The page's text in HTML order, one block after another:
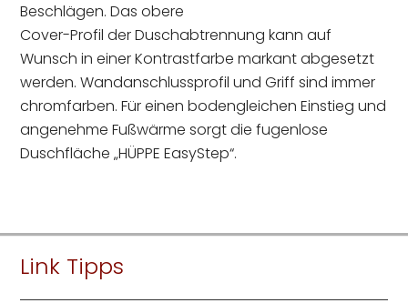
Beschlägen. Das obere
Cover-Profil der Duschabtrennung kann auf
Wunsch in einer Kontrastfarbe markant abgesetzt
werden. Wandanschlussprofil und Griff sind immer
chromfarben. Für einen bodengleichen Einstieg und
angenehme Fußwärme sorgt die fugenlose
Duschfläche „HÜPPE EasyStep“.
Link Tipps